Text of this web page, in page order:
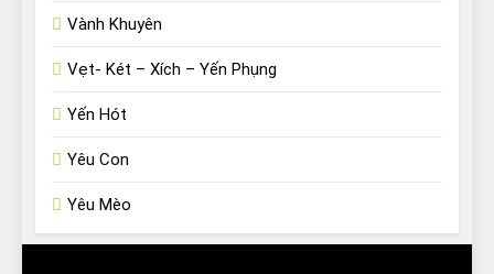
Vành Khuyên
Vẹt- Két – Xích – Yến Phụng
Yến Hót
Yêu Con
Yêu Mèo